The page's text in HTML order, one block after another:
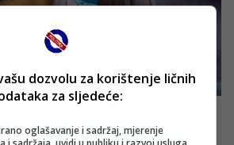
dozvolu za korištenje ličnih
za sljedeće:
oglašavanje i sadržaj, mjerenje